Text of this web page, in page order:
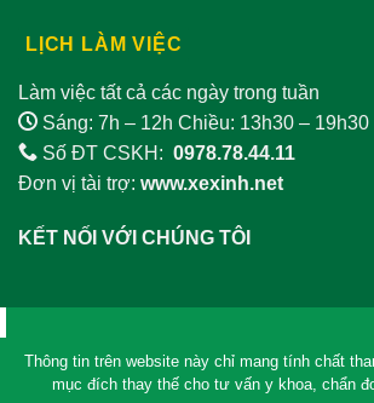
LỊCH LÀM VIỆC
Làm việc tất cả các ngày trong tuần
Sáng: 7h – 12h Chiều: 13h30 – 19h30
Số ĐT CSKH: 0978.78.44.11
Đơn vị tài trợ: www.xexinh.net
KẾT NỐI VỚI CHÚNG TÔI
Thông tin trên website này chỉ mang tính chất
mục đích thay thế cho tư vấn y khoa, chẩn